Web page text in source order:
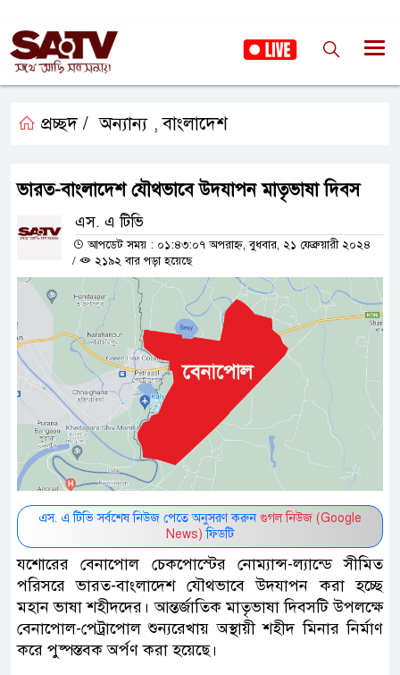
প্রচ্ছদ / অন্যান্য ,বাংলাদেশ
ভারত-বাংলাদেশ যৌথভাবে উদযাপন মাতৃভাষা দিবস
এস. এ টিভি
আপডেট সময় : ০১:৪৩:০৭ অপরাহ্ন, বুধবার, ২১ ফেব্রুয়ারী ২০২৪
/
২১৯২ বার পড়া হয়েছে
এস. এ টিভি সর্বশেষ নিউজ পেতে অনুসরণ করুন গুগল নিউজ (Google
News) ফিডটি
যশোরের বেনাপোল চেকপোস্টের নোম্যান্স-ল্যান্ডে সীমিত
পরিসরে ভারত-বাংলাদেশ যৌথভাবে উদযাপন করা হচ্ছে
মহান ভাষা শহীদদের। আন্তর্জাতিক মাতৃভাষা দিবসটি উপলক্ষে
বেনাপোল-পেট্রাপোল শুন্যরেখায় অস্থায়ী শহীদ মিনার নির্মাণ
করে পুষ্পস্তবক অর্পণ করা হয়েছে।